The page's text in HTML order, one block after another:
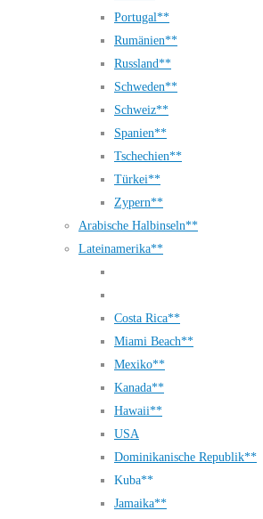
Portugal**
Rumänien**
Russland**
Schweden**
Schweiz**
Spanien**
Tschechien**
Türkei**
Zypern**
Arabische Halbinseln**
Lateinamerika**
Costa Rica**
Miami Beach**
Mexiko**
Kanada**
Hawaii**
USA
Dominikanische Republik**
Kuba**
Jamaika**